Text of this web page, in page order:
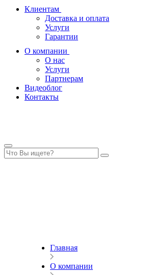
Клиентам
Доставка и оплата
Услуги
Гарантии
О компании
О нас
Услуги
Партнерам
Видеоблог
Контакты
Главная
О компании